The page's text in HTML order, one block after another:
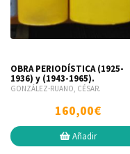
OBRA PERIODÍSTICA (1925-
1936) y (1943-1965).
GONZÁLEZ-RUANO, CÉSAR.
160,00€
Añadir